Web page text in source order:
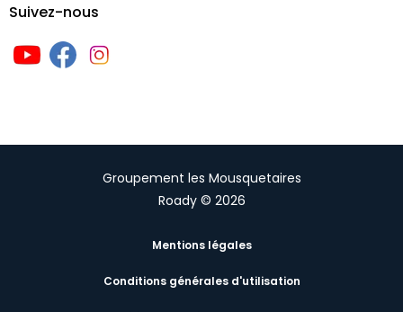
Suivez-nous
Groupement les Mousquetaires
Roady © 2026
Mentions légales
Conditions générales d'utilisation